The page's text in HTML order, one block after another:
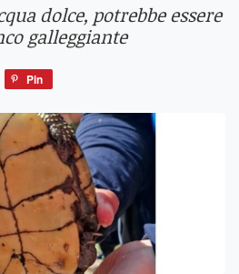
dolce, potrebbe essere
galleggiante
Pin